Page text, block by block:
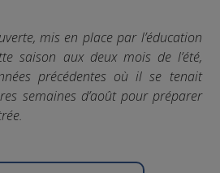
mis en place par l’éducation
saison aux deux mois de l’été,
précédentes où il se tenait
semaines d’août pour préparer